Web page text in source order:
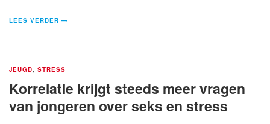
LEES VERDER
JEUGD STRESS
Korrelatie krijgt steeds meer vragen
van jongeren over seks en stress